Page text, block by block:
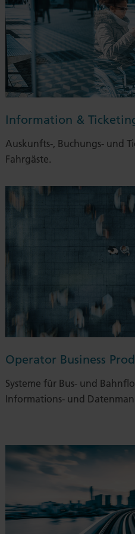
Information &
Auskunfts-, Buchungs- und
Fahrgäste.
Operator Business
Systeme für Bus- und
Informations- und